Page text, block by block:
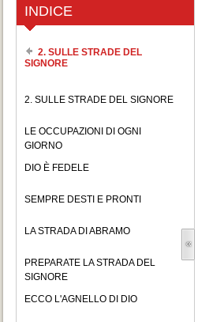
INDICE
2. SULLE STRADE DEL
SIGNORE
2. SULLE STRADE DEL SIGNORE
LE OCCUPAZIONI DI OGNI
GIORNO
DIO È FEDELE
SEMPRE DESTI E PRONTI
LA STRADA DI ABRAMO
PREPARATE LA STRADA DEL
SIGNORE
ECCO L'AGNELLO DI DIO